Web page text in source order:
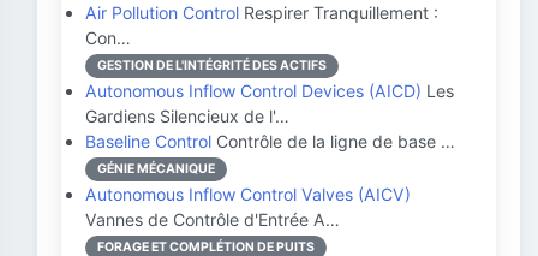
Air Pollution Control Respirer Tranquillement :
Con…
GESTION DE L'INTÉGRITÉ DES ACTIFS
Autonomous Inflow Control Devices (AICD) Les
Gardiens Silencieux de l'…
Baseline Control Contrôle de la ligne de base …
GÉNIE MÉCANIQUE
Autonomous Inflow Control Valves (AICV)
Vannes de Contrôle d'Entrée A…
FORAGE ET COMPLÉTION DE PUITS